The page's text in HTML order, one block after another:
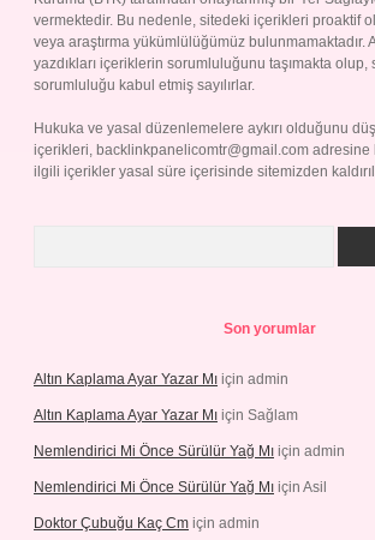
vermektedir. Bu nedenle, sitedeki içerikleri proaktif
veya araştırma yükümlülüğümüz bulunmamaktadır.
yazdıkları içeriklerin sorumluluğunu taşımakta
sorumluluğu kabul etmiş sayılırlar.
Hukuka ve yasal düzenlemelere aykırı olduğunu
içerikleri, backlinkpanelicomtr@gmail.com adresine
ilgili içerikler yasal süre içerisinde sitemizden
Son yorumlar
Altın Kaplama Ayar Yazar Mı için admin
Altın Kaplama Ayar Yazar Mı için Sağlam
Nemlendirici Mi Önce Sürülür Yağ Mı için admin
Nemlendirici Mi Önce Sürülür Yağ Mı için Asil
Doktor Çubuğu Kaç Cm için admin